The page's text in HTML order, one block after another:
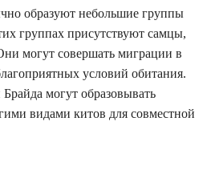
образуют небольшие группы
группах присутствуют самцы,
могут совершать миграции в
условий обитания.
могут образовывать
видами китов для совместной